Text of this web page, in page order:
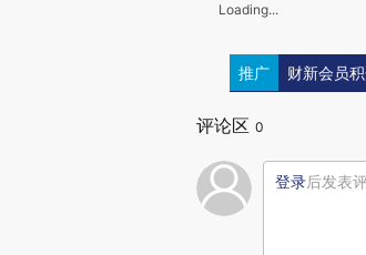
Loading...
推广 财新会员
评论区 0
登录后发表